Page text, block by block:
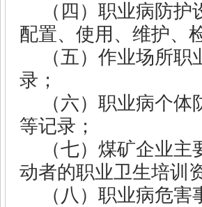
（四）职业病防
配置、使用、维护、
（五）作业场所
录；
（六）职业病个
等记录；
（七）煤矿企业
动者的职业卫生培训
（八）职业病危